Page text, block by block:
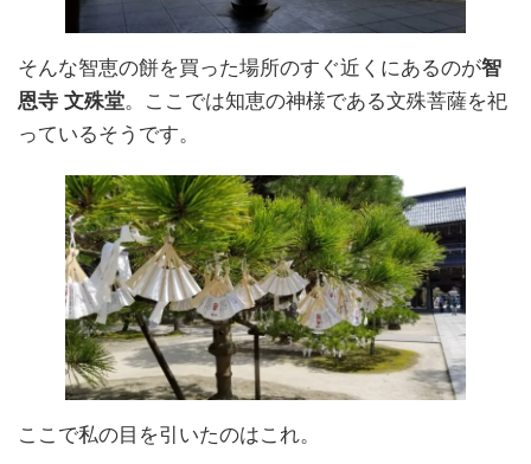
そんな智恵の餅を買った場所のすぐ近くにあるのが智
恩寺 文殊堂。ここでは知恵の神様である文殊菩薩を祀
っているそうです。
ここで私の目を引いたのはこれ。